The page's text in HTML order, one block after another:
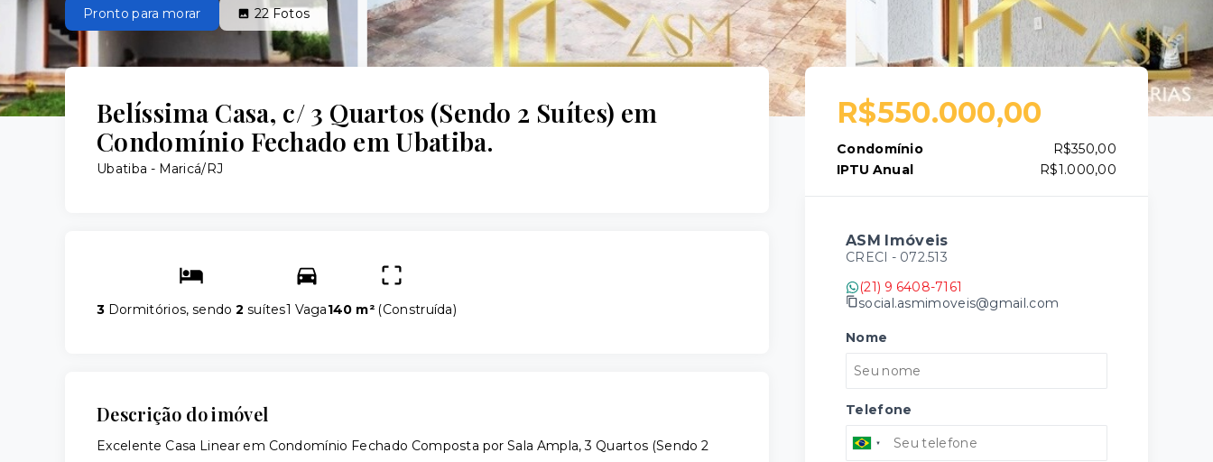
Pronto para morar 22Fotos
Belíssima Casa, c/ 3 Quartos (Sendo 2 Suítes) em
Condomínio Fechado em Ubatiba.
Ubatiba - Maricá/RJ
3 Dormitórios, sendo2 suítes1 Vaga140 m² (Construída)
Descrição do imóvel
Excelente Casa Linear em Condomínio Fechado Composta por Sala Ampla, 3 Quartos (Sendo 2
R$550.000,00
Condomínio
R$350,00
IPTU Anual
R$1.000,00
ASM Imóveis
CRECI - 072.513
(21) 9 6408-7161
social.asmimoveis@gmail.com
Nome
Telefone